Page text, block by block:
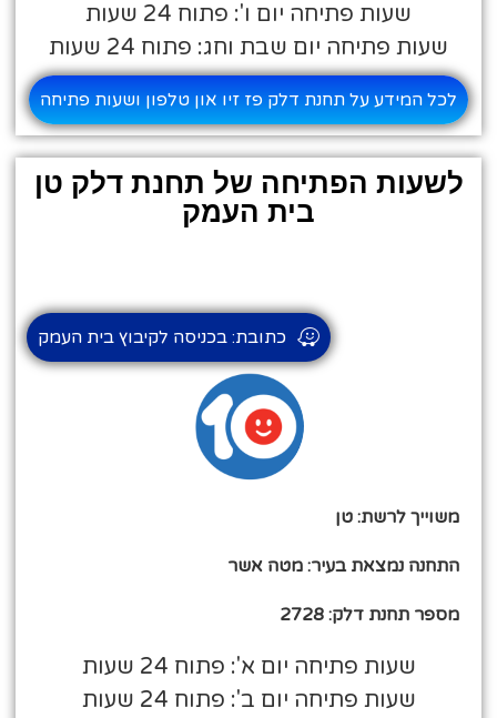
שעות פתיחה יום ו': פתוח 24 שעות
שעות פתיחה יום שבת וחג: פתוח 24 שעות
לכל המידע על תחנת דלק פז זיו און טלפון ושעות פתיחה
לשעות הפתיחה של תחנת דלק טן
בית העמק
משוייך לרשת: טן
התחנה נמצאת בעיר: מטה אשר
מספר תחנת דלק: 2728
שעות פתיחה יום א': פתוח 24 שעות
שעות פתיחה יום ב': פתוח 24 שעות
כתובת: בכניסה לקיבוץ בית העמק